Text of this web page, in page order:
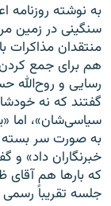
به نوشته روزنامه
سنگینی در زمین
منتقدان مذاکرات
هم برای جمع
رسایی و روح‌الله
گفتند که نه
سیاسی‌شان»، اما
به صورت سر بسته
خبرنگاران داد» و
که بارها هم
جلسه تقریباً